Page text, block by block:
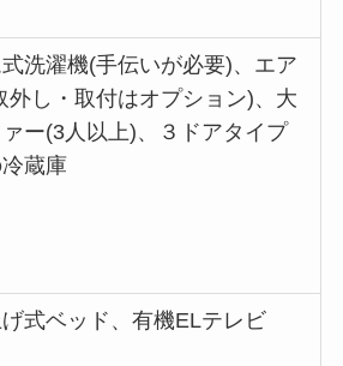
式洗濯機(手伝いが必要)、エア
外し・取付はオプション)、大
ー(3人以上)、３ドアタイプ
蔵庫
式ベッド、有機ELテレビ